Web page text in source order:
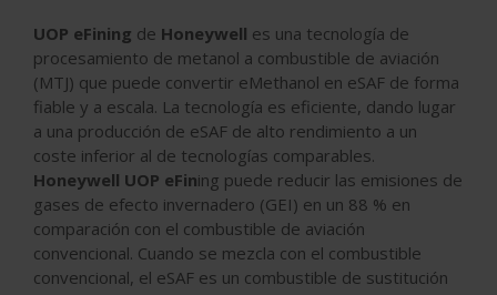
UOP eFining de Honeywell es una tecnología de
procesamiento de metanol a combustible de aviación
(MTJ) que puede convertir eMethanol en eSAF de forma
fiable y a escala. La tecnología es eficiente, dando lugar
a una producción de eSAF de alto rendimiento a un
coste inferior al de tecnologías comparables.
Honeywell UOP eFining puede reducir las emisiones de
gases de efecto invernadero (GEI) en un 88 % en
comparación con el combustible de aviación
convencional. Cuando se mezcla con el combustible
convencional, el eSAF es un combustible de sustitución